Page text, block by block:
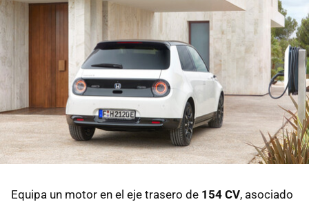
Equipa un motor en el eje trasero de 154 CV, asociado